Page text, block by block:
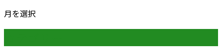
月を選択